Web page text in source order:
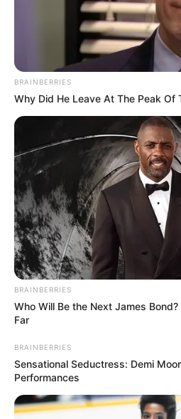
BRAINBERRIES
Why Did He Leave At The Peak Of
BRAINBERRIES
Who Will Be the Next James
Far
BRAINBERRIES
Sensational Seductress: Demi
Performances